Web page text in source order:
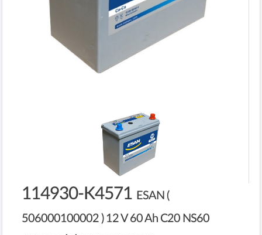
114930-K4571 ESAN (
506000100002 ) 12 V 60 Ah C20 NS60